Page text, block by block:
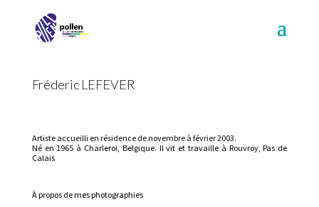
Fréderic LEFEVER
Artiste accueilli en résidence de novembre à février 2003.
Né en 1965 à Charleroi, Belgique. Il vit et travaille à Rouvroy, Pas de
Calais
Àpropos de mes photographies